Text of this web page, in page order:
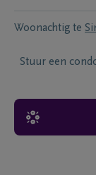
Woonachtig te
Stuur een